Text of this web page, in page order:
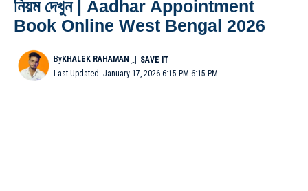
নিয়ম দেখুন | Aadhar Appointment
Book Online West Bengal 2026
Last Updated: January 17, 2026 6:15 PM 6:15 PM
ByKHALEK RAHAMAN